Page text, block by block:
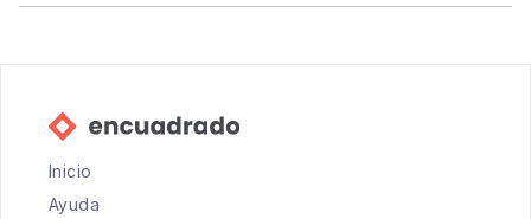
Inicio
Ayuda